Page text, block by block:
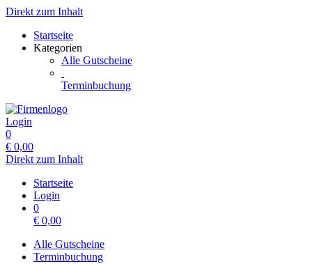
Direkt zum Inhalt
Startseite
Kategorien
Alle Gutscheine
Terminbuchung
Login
0
€ 0,00
Direkt zum Inhalt
Startseite
Login
0
€ 0,00
Alle Gutscheine
Terminbuchung